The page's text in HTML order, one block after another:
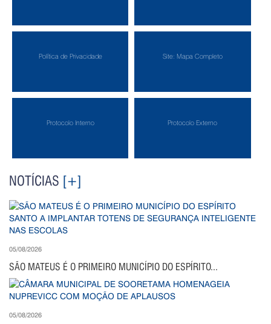
Política de Privacidade Site: Mapa Completo
Protocolo Interno Protocolo Externo
NOTÍCIAS [+]
05/08/2026
SÃO MATEUS É O PRIMEIRO MUNICÍPIO DO ESPÍRITO...
05/08/2026